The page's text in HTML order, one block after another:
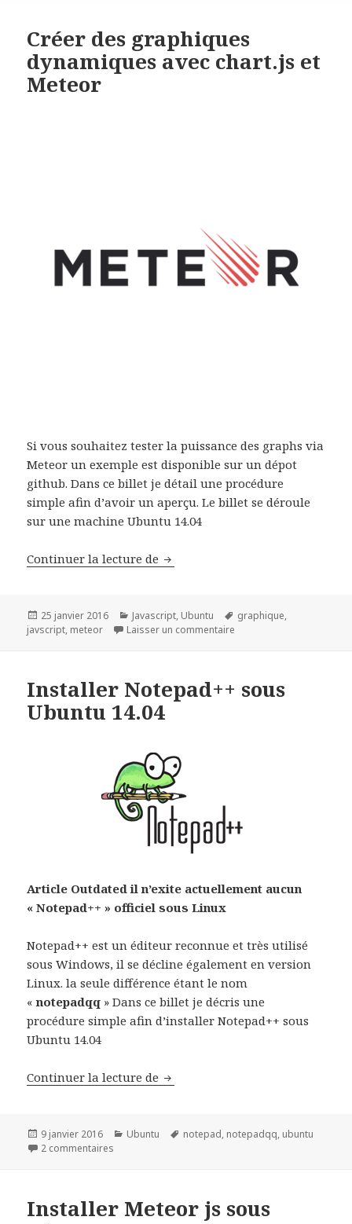
Créer des graphiques
dynamiques avec chart.js et
Meteor
Si vous souhaitez tester la puissance des graphs via
Meteor un exemple est disponible sur un dépot
github. Dans ce billet je détail une procédure
simple afin d’avoir un aperçu. Le billet se déroule
sur une machine Ubuntu 14.04
Continuer la lecture de Créer des graphiques
Publié
le
25 janvier 2016 Catégories
Javascript, Ubuntu
Mots-
graphique,
javscript, meteor Laisser un commentaire
Installer Notepad++ sous
Ubuntu 14.04
Article Outdated il n’exite actuellement aucun
« Notepad++ » officiel sous Linux
Notepad++ est un éditeur reconnue et très utilisé
sous Windows, il se décline également en version
Linux. la seule différence étant le nom
«notepadqq » Dans ce billet je décris une
procédure simple afin d’installer Notepad++ sous
Ubuntu 14.04
Continuer la lecture de Installer Notepad++ sous Ubuntu
Publié
le
9 janvier 2016 Catégories
Ubuntu
Mots-
notepad, notepadqq, ubuntu
2 commentaires
Installer Meteor js sous